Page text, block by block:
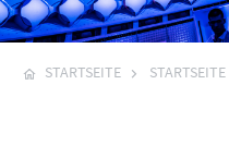
STARTSEITE STARTSEITE